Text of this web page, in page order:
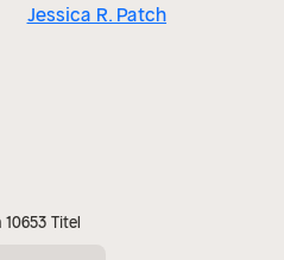
Jessica R. Patch
10653 Titel